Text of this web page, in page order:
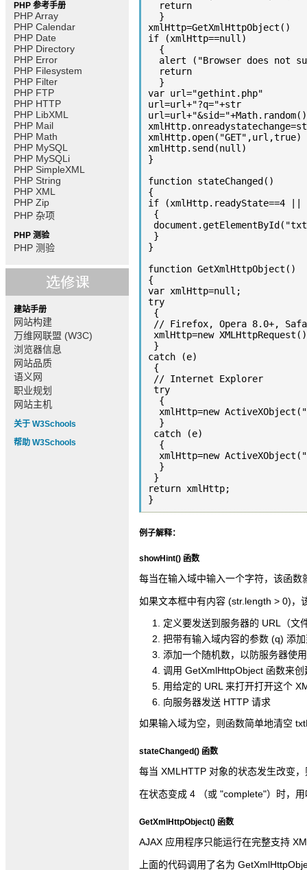
PHP 参考手册
PHP Array
PHP Calendar
PHP Date
PHP Directory
PHP Error
PHP Filesystem
PHP Filter
PHP FTP
PHP HTTP
PHP LibXML
PHP Mail
PHP Math
PHP MySQL
PHP MySQLi
PHP SimpleXML
PHP String
PHP XML
PHP Zip
PHP 杂项
PHP 测验
PHP 测验
建站手册
网站构建
万维网联盟 (W3C)
浏览器信息
网站品质
语义网
职业规划
网站主机
关于 W3Schools
帮助 W3Schools
xmlHttp=GetXmlHttpObject()
if (xmlHttp==null)
var url="gethint.php"
url=url+"?q="+str
url=url+"&sid="+Math.random()
xmlHttp.open("GET",url,true)
xmlHttp.send(null)
}
function stateChanged()
{
if (xmlHttp.readyState==4 ||
}
function GetXmlHttpObject()
{
var xmlHttp=null;
try
catch (e)
return xmlHttp;
}
例子解释：
showHint() 函数
每当在输入域中输入一个字符，该函数
如果文本框中有内容 (str.length > 0)，
定义要发送到服务器的 URL（文
把带有输入域内容的参数 (q) 添
添加一个随机数，以防服务器使
调用 GetXmlHttpObject 函数来
用给定的 URL 来打开打开这个
向服务器发送 HTTP 请求
如果输入域为空，则函数简单地清空
stateChanged() 函数
每当 XMLHTTP 对象的状态发生改变
在状态变成 4 （或 "complete"）时，
GetXmlHttpObject() 函数
AJAX 应用程序只能运行在完整支持
上面的代码调用了名为